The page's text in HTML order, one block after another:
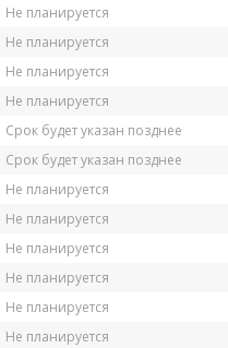
Не планируется
Не планируется
Не планируется
Не планируется
Срок будет указан позднее
Срок будет указан позднее
Не планируется
Не планируется
Не планируется
Не планируется
Не планируется
Не планируется